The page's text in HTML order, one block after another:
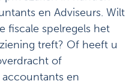
en Adviseurs. Wilt
fiscale spelregels het
treft? Of heeft u
of
en